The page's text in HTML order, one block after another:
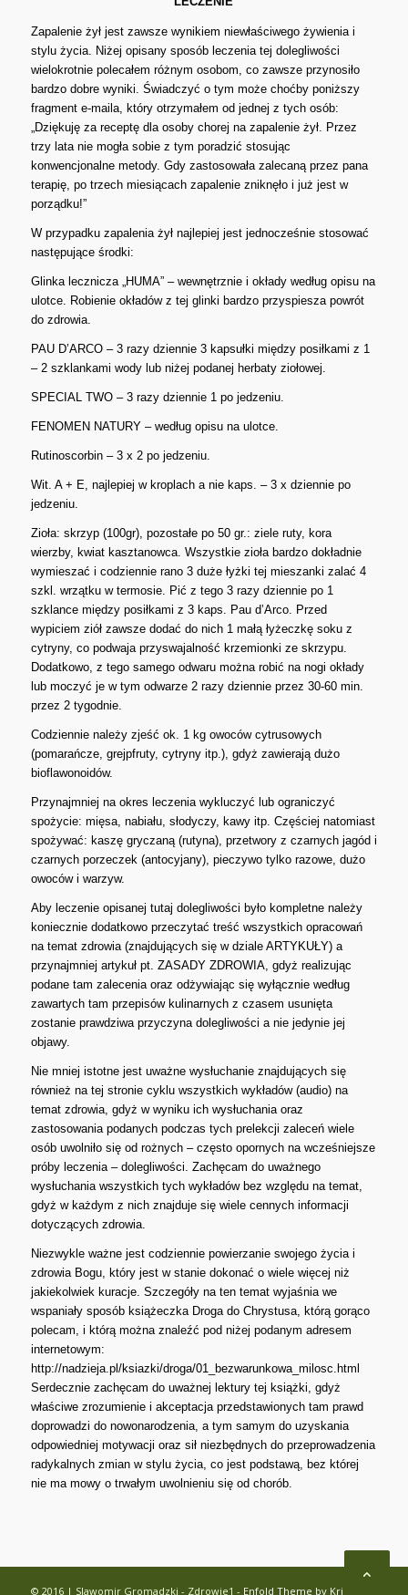
Zapalenie żył jest zawsze wynikiem niewłaściwego żywienia i
stylu życia. Niżej opisany sposób leczenia tej dolegliwości
wielokrotnie polecałem różnym osobom, co zawsze przynosiło
bardzo dobre wyniki. Świadczyć o tym może choćby poniższy
fragment e-maila, który otrzymałem od jednej z tych osób:
„Dziękuję za receptę dla osoby chorej na zapalenie żył. Przez
trzy lata nie mogła sobie z tym poradzić stosując
konwencjonalne metody. Gdy zastosowała zalecaną przez pana
terapię, po trzech miesiącach zapalenie zniknęło i już jest w
porządku!”
W przypadku zapalenia żył najlepiej jest jednocześnie stosować
następujące środki:
Glinka lecznicza „HUMA” – wewnętrznie i okłady według opisu na
ulotce. Robienie okładów z tej glinki bardzo przyspiesza powrót
do zdrowia.
PAU D’ARCO – 3 razy dziennie 3 kapsułki między posiłkami z 1
– 2 szklankami wody lub niżej podanej herbaty ziołowej.
SPECIAL TWO – 3 razy dziennie 1 po jedzeniu.
FENOMEN NATURY – według opisu na ulotce.
Rutinoscorbin – 3 x 2 po jedzeniu.
Wit. A + E, najlepiej w kroplach a nie kaps. – 3 x dziennie po
jedzeniu.
Zioła: skrzyp (100gr), pozostałe po 50 gr.: ziele ruty, kora
wierzby, kwiat kasztanowca. Wszystkie zioła bardzo dokładnie
wymieszać i codziennie rano 3 duże łyżki tej mieszanki zalać 4
szkl. wrzątku w termosie. Pić z tego 3 razy dziennie po 1
szklance między posiłkami z 3 kaps. Pau d’Arco. Przed
wypiciem ziół zawsze dodać do nich 1 małą łyżeczkę soku z
cytryny, co podwaja przyswajalność krzemionki ze skrzypu.
Dodatkowo, z tego samego odwaru można robić na nogi okłady
lub moczyć je w tym odwarze 2 razy dziennie przez 30-60 min.
przez 2 tygodnie.
Codziennie należy zjeść ok. 1 kg owoców cytrusowych
(pomarańcze, grejpfruty, cytryny itp.), gdyż zawierają dużo
bioflawonoidów.
Przynajmniej na okres leczenia wykluczyć lub ograniczyć
spożycie: mięsa, nabiału, słodyczy, kawy itp. Częściej natomiast
spożywać: kaszę gryczaną (rutyna), przetwory z czarnych jagód i
czarnych porzeczek (antocyjany), pieczywo tylko razowe, dużo
owoców i warzyw.
Aby leczenie opisanej tutaj dolegliwości było kompletne należy
koniecznie dodatkowo przeczytać treść wszystkich opracowań
na temat zdrowia (znajdujących się w dziale ARTYKUŁY) a
przynajmniej artykuł pt. ZASADY ZDROWIA, gdyż realizując
podane tam zalecenia oraz odżywiając się wyłącznie według
zawartych tam przepisów kulinarnych z czasem usunięta
zostanie prawdziwa przyczyna dolegliwości a nie jedynie jej
objawy.
Nie mniej istotne jest uważne wysłuchanie znajdujących się
również na tej stronie cyklu wszystkich wykładów (audio) na
temat zdrowia, gdyż w wyniku ich wysłuchania oraz
zastosowania podanych podczas tych prelekcji zaleceń wiele
osób uwolniło się od rożnych – często opornych na wcześniejsze
próby leczenia – dolegliwości. Zachęcam do uważnego
wysłuchania wszystkich tych wykładów bez względu na temat,
gdyż w każdym z nich znajduje się wiele cennych informacji
dotyczących zdrowia.
Niezwykle ważne jest codziennie powierzanie swojego życia i
zdrowia Bogu, który jest w stanie dokonać o wiele więcej niż
jakiekolwiek kuracje. Szczegóły na ten temat wyjaśnia we
wspaniały sposób książeczka Droga do Chrystusa, którą gorąco
polecam, i którą można znaleźć pod niżej podanym adresem
internetowym:
http://nadzieja.pl/ksiazki/droga/01_bezwarunkowa_milosc.html
Serdecznie zachęcam do uważnej lektury tej książki, gdyż
właściwe zrozumienie i akceptacja przedstawionych tam prawd
doprowadzi do nowonarodzenia, a tym samym do uzyskania
odpowiedniej motywacji oraz sił niezbędnych do przeprowadzenia
radykalnych zmian w stylu życia, co jest podstawą, bez której
nie ma mowy o trwałym uwolnieniu się od chorób.
© 2016 | Slawomir Gromadzki - Zdrowie1 - Enfold Theme by Kriesi